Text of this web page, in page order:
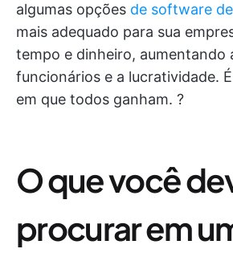
algumas opções de software
mais adequado para sua
tempo e dinheiro, aumentando
funcionários e a lucratividade.
em que todos ganham. ?
O que você
procurar em